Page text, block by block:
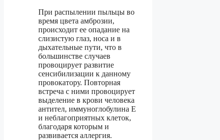
При распылении пыльцы во
время цвета амброзии,
происходит ее опадание на
слизистую глаз, носа и в
дыхательные пути, что в
большинстве случаев
провоцирует развитие
сенсибилизации к данному
провокатору. Повторная
встреча с ними провоцирует
выделение в крови человека
антител, иммуноглобулина Е
и неблагоприятных клеток,
благодаря которым и
развивается аллергия.